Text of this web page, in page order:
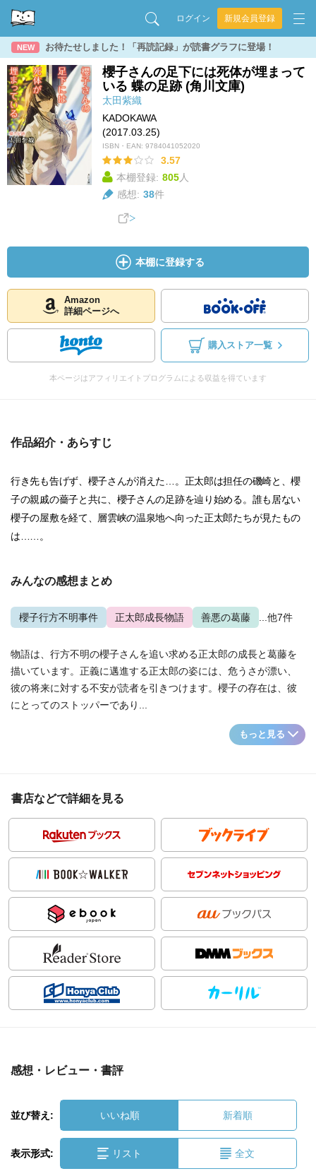
ログイン 新規会員登録
NEW お待たせしました！「再読記録」が読書グラフに登場！
櫻子さんの足下には死体が埋まって
いる 蝶の足跡 (角川文庫)
太田紫織
KADOKAWA
(2017.03.25)
ISBN・EAN: 9784041052020
3.57
本棚登録: 805人
感想: 38件
本棚に登録する
Amazon
詳細ページへ
購入ストア一覧
本ページはアフィリエイトプログラムによる収益を得ています
作品紹介・あらすじ
行き先も告げず、櫻子さんが消えた…。正太郎は担任の磯崎と、櫻
子の親戚の薔子と共に、櫻子さんの足跡を辿り始める。誰も居ない
櫻子の屋敷を経て、層雲峡の温泉地へ向った正太郎たちが見たもの
は……。
みんなの感想まとめ
櫻子行方不明事件 正太郎成長物語 善悪の葛藤 ...他7件
物語は、行方不明の櫻子さんを追い求める正太郎の成長と葛藤を
描いています。正義に邁進する正太郎の姿には、危うさが漂い、
彼の将来に対する不安が読者を引きつけます。櫻子の存在は、彼
にとってのストッパーであり...
もっと見る
書店などで詳細を見る
感想・レビュー・書評
並び替え: いいね順 新着順
表示形式: リスト 全文